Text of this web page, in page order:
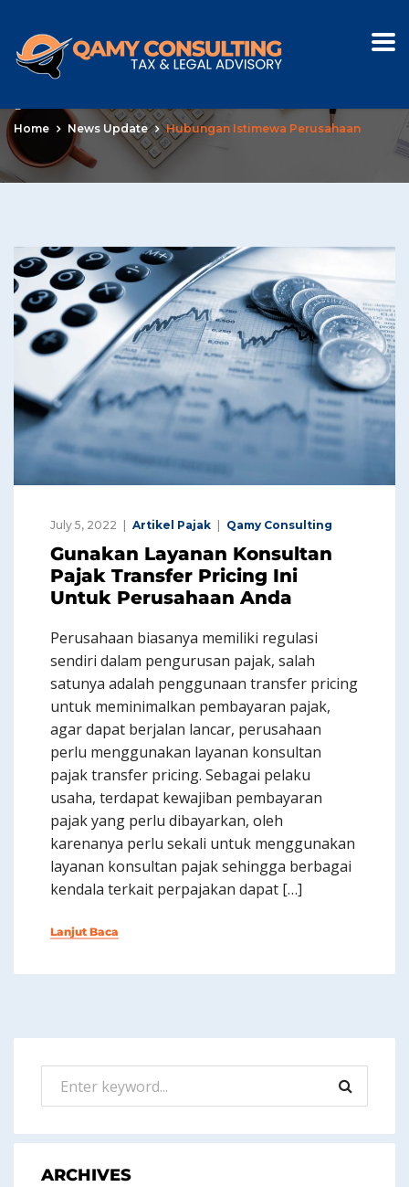
Tag:hubungan istimewa
Home News Update Hubungan Istimewa Perusahaan
July 5, 2022 Artikel Pajak Qamy Consulting
Gunakan Layanan Konsultan
Pajak Transfer Pricing Ini
Untuk Perusahaan Anda
Perusahaan biasanya memiliki regulasi
sendiri dalam pengurusan pajak, salah
satunya adalah penggunaan transfer pricing
untuk meminimalkan pembayaran pajak,
agar dapat berjalan lancar, perusahaan
perlu menggunakan layanan konsultan
pajak transfer pricing. Sebagai pelaku
usaha, terdapat kewajiban pembayaran
pajak yang perlu dibayarkan, oleh
karenanya perlu sekali untuk menggunakan
layanan konsultan pajak sehingga berbagai
kendala terkait perpajakan dapat […]
Lanjut Baca
ARCHIVES